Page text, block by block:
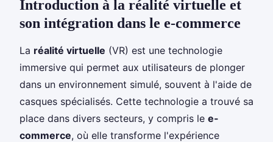
Introduction à la réalité virtuelle et
son intégration dans le e-commerce
La réalité virtuelle (VR) est une technologie
immersive qui permet aux utilisateurs de plonger
dans un environnement simulé, souvent à l'aide de
casques spécialisés. Cette technologie a trouvé sa
place dans divers secteurs, y compris le e-
commerce, où elle transforme l'expérience